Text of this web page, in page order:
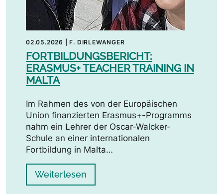
02.05.2026 |F. DIRLEWANGER
FORTBILDUNGSBERICHT:
ERASMUS+ TEACHER TRAINING IN
MALTA
Im Rahmen des von der Europäischen
Union finanzierten Erasmus+-Programms
nahm ein Lehrer der Oscar-Walcker-
Schule an einer internationalen
Fortbildung in Malta…
Weiterlesen